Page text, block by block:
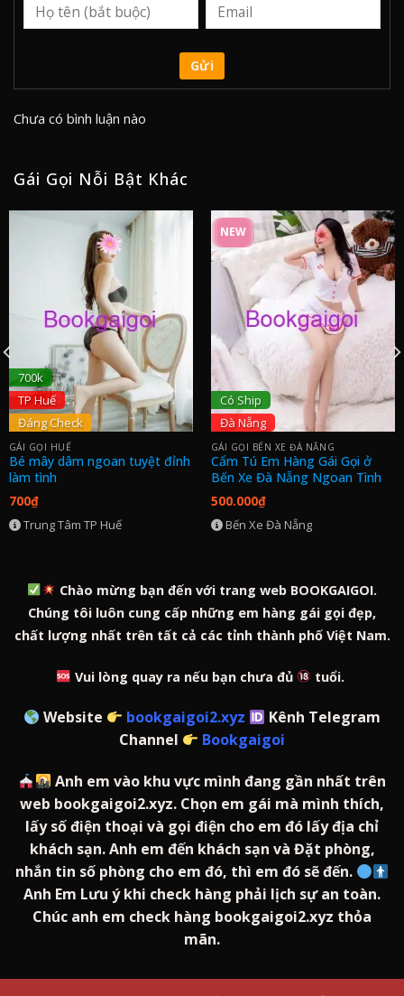
Gửi
Chưa có bình luận nào
Gái Gọi Nỗi Bật Khác
700k
TP Huế
Đáng Check
GÁI GỌI HUẾ
Bé mây dâm ngoan tuyệt đỉnh
làm tình
700₫
Trung Tâm TP Huế
NEW
Có Ship
Đà Nẵng
GÁI GỌI BẾN XE ĐÀ NẴNG
Cẩm Tú Em Hàng Gái Gọi ở
Bến Xe Đà Nẵng Ngoan Tình
500.000₫
Bến Xe Đà Nẵng
Chào mừng bạn đến với trang web BOOKGAIGOI.
Chúng tôi luôn cung cấp những em hàng gái gọi đẹp,
chất lượng nhất trên tất cả các tỉnh thành phố Việt Nam.
Vui lòng quay ra nếu bạn chưa đủ tuổi.
Website bookgaigoi2.xyz
Kênh Telegram
Channel
Bookgaigoi
Anh em vào khu vực mình đang gần nhất trên
web bookgaigoi2.xyz. Chọn em gái mà mình thích,
lấy số điện thoại và gọi điện cho em đó lấy địa chỉ
khách sạn. Anh em đến khách sạn và Đặt phòng,
nhắn tin số phòng cho em đó, thì em đó sẽ đến.
Anh Em Lưu ý khi check hàng phải lịch sự an toàn.
Chúc anh em check hàng bookgaigoi2.xyz thỏa
mãn.